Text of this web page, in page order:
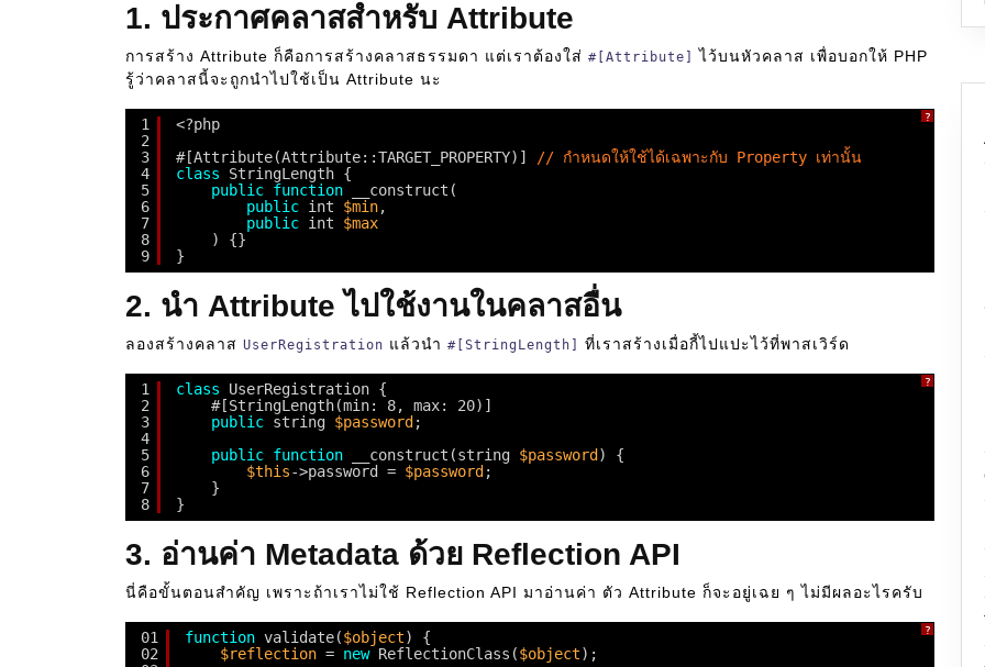
1. ประกาศคลาสสำหรับ Attribute
การสร้าง Attribute ก็คือการสร้างคลาสธรรมดา แต่เราต้องใส่ #[Attribute]
ไว้บนหัวคลาส เพื่อบอกให้ PHP
รู้ว่าคลาสนี้จะถูกนำไปใช้เป็น Attribute นะ
?
1
2
3
4
5
6
7
8
9
<?php
#[Attribute(Attribute::TARGET_PROPERTY)]
// กำหนดให้ใช้ได้เฉพาะกับ Property เท่านั้น
class
StringLength {
public function
__construct(
public int $min,
public int $max
) {}
}
2. นำ Attribute ไปใช้งานในคลาสอื่น
ลองสร้างคลาส UserRegistration แล้วนำ #[StringLength] ที่เราสร้างเมื่อกี้ไปแปะไว้ที่พาสเวิร์ด
?
1
2
3
4
5
6
7
8
class
UserRegistration {
#[StringLength(min: 8, max: 20)]
public string $password ;
public function __construct(string $password ) {
$this->password = $password ;
}
}
3. อ่านค่า Metadata ด้วย Reflection API
นี่คือขั้นตอนสำคัญ เพราะถ้าเราไม่ใช้ Reflection API มาอ่านค่า ตัว Attribute ก็จะอยู่เฉย ๆ ไม่มีผลอะไรครับ
?
01
02
function validate($object) {
$reflection = new ReflectionClass($object);